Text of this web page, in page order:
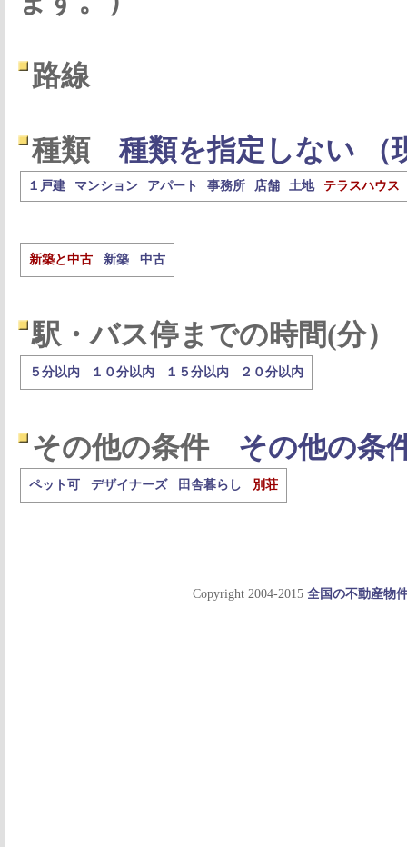
路線
種類 種類を指定しない （
１戸建 マンション アパート 事務所 店舗 土地 テラスハウス
新築と中古 新築 中古
駅・バス停までの時間(分）
５分以内 １０分以内 １５分以内 ２０分以内
その他の条件 その他の条
ペット可 デザイナーズ 田舎暮らし 別荘
Copyright 2004-2015 全国の不動産物